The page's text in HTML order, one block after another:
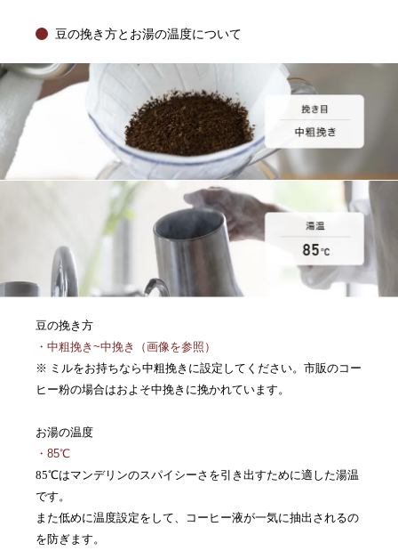
豆の挽き方とお湯の温度について
豆の挽き方
・中粗挽き~中挽き（画像を参照）
※ ミルをお持ちなら中粗挽きに設定してください。市販のコー
ヒー粉の場合はおよそ中挽きに挽かれています。
お湯の温度
・85℃
85℃はマンデリンのスパイシーさを引き出すために適した湯温
です。
また低めに温度設定をして、コーヒー液が一気に抽出されるの
を防ぎます。